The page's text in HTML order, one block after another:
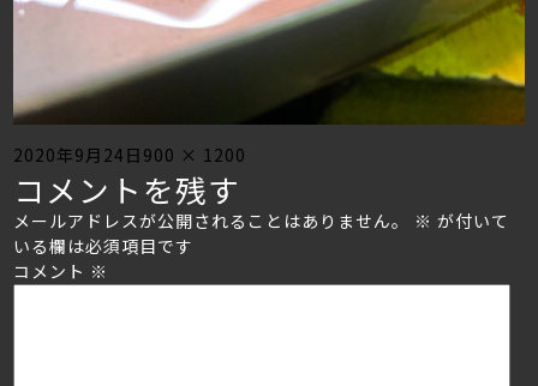
Posted
on
2020年9月24日 Full
size
900 × 1200
コメントを残す
メールアドレスが公開されることはありません。 ※ が付いて
いる欄は必須項目です
コメント ※